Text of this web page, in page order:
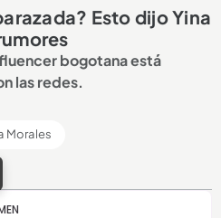
Esto dijo Yina
bogotana está
las redes.
Morales